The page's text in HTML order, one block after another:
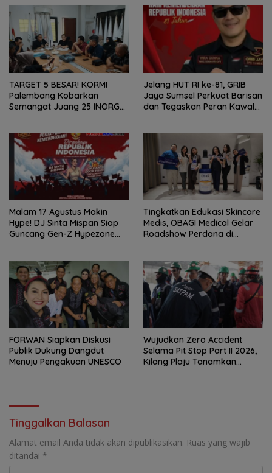
TARGET 5 BESAR! KORMI
Palembang Kobarkan
Semangat Juang 25 INORGA
Jelang HUT RI ke-81, GRIB
Jaya Sumsel Perkuat Barisan
dan Tegaskan Peran Kawal
Malam 17 Agustus Makin
Hype! DJ Sinta Mispan Siap
Guncang Gen-Z Hypezone
Tingkatkan Edukasi Skincare
Medis, OBAGI Medical Gelar
Roadshow Perdana di
FORWAN Siapkan Diskusi
Publik Dukung Dangdut
Menuju Pengakuan UNESCO
Wujudkan Zero Accident
Selama Pit Stop Part II 2026,
Kilang Plaju Tanamkan
Tinggalkan Balasan
Alamat email Anda tidak akan dipublikasikan. Ruas yang wajib
ditandai *